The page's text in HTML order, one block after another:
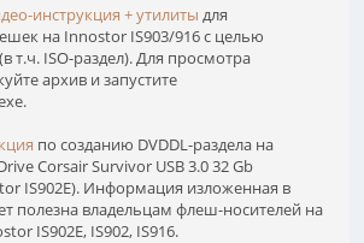
инструкция + утилиты для
на Innostor IS903/916 с целью
т.ч. ISO-раздел). Для просмотра
архив и запустите
по созданию DVDDL-раздела на
Corsair Survivor USB 3.0 32 Gb
IS902E). Информация изложенная в
полезна владельцам флеш-носителей на
IS902E, IS902, IS916.